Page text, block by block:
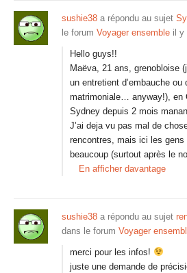
sushie38 a répondu au sujet
le forum Voyager ensemble il y
Hello guys!!
Maëva, 21 ans, grenobloise
un entretient d’embauche ou
matrimoniale… anyway!), en
Sydney depuis 2 mois
J’ai deja vu pas mal de
rencontres, mais ici les
beaucoup (surtout après le
En afficher davantage
sushie38 a répondu au sujet
dans le forum Voyager
merci pour les infos!
juste une demande de